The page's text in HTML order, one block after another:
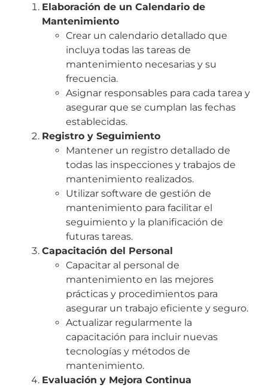
Elaboración de un Calendario de
Mantenimiento
Crear un calendario detallado que
incluya todas las tareas de
mantenimiento necesarias y su
frecuencia.
Asignar responsables para cada tarea y
asegurar que se cumplan las fechas
establecidas.
Registro y Seguimiento
Mantener un registro detallado de
todas las inspecciones y trabajos de
mantenimiento realizados.
Utilizar software de gestión de
mantenimiento para facilitar el
seguimiento y la planificación de
futuras tareas.
Capacitación del Personal
Capacitar al personal de
mantenimiento en las mejores
prácticas y procedimientos para
asegurar un trabajo eficiente y seguro.
Actualizar regularmente la
capacitación para incluir nuevas
tecnologías y métodos de
mantenimiento.
Evaluación y Mejora Continua